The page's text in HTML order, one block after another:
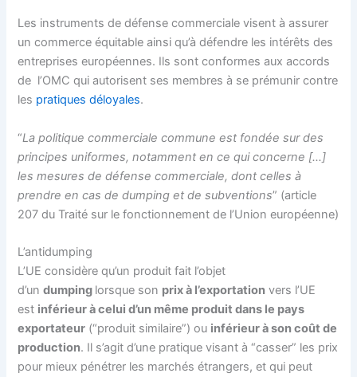
Les instruments de défense commerciale visent à assurer
un commerce équitable ainsi qu’à défendre les intérêts des
entreprises européennes. Ils sont conformes aux accords
de l’OMC qui autorisent ses membres à se prémunir contre
les pratiques déloyales.
“La politique commerciale commune est fondée sur des
principes uniformes, notamment en ce qui concerne […]
les mesures de défense commerciale, dont celles à
prendre en cas de dumping et de subventions” (article
207 du Traité sur le fonctionnement de l’Union européenne)
L’antidumping
L’UE considère qu’un produit fait l’objet
d’undumping lorsque son prix à l’exportation vers l’UE
est inférieur à celui d’un même produit dans le pays
exportateur (“produit similaire”) ou inférieur à son coût de
production. Il s’agit d’une pratique visant à “casser” les prix
pour mieux pénétrer les marchés étrangers, et qui peut